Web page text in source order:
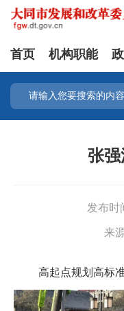
首页 机构职能
张
发布时
来
高起点规划高标